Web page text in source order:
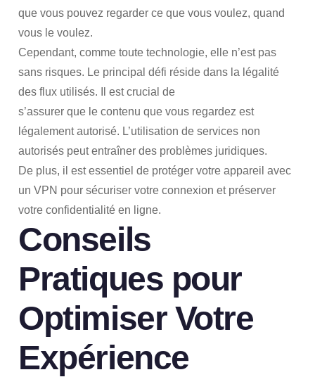
que vous pouvez regarder ce que vous voulez, quand
vous le voulez.
Cependant, comme toute technologie, elle n’est pas
sans risques. Le principal défi réside dans la légalité
des flux utilisés. Il est crucial de
s’assurer que le contenu que vous regardez est
légalement autorisé. L’utilisation de services non
autorisés peut entraîner des problèmes juridiques.
De plus, il est essentiel de protéger votre appareil avec
un VPN pour sécuriser votre connexion et préserver
votre confidentialité en ligne.
Conseils
Pratiques pour
Optimiser Votre
Expérience